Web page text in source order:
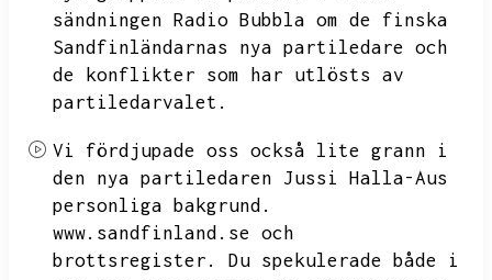
sändningen Radio Bubbla om de finska
Sandfinländarnas nya partiledare och
de konflikter som har utlösts av
partiledarvalet.
Vi fördjupade oss också lite grann i
den nya partiledaren Jussi Halla-Aus
personliga bakgrund.
www.sandfinland.se och
brottsregister.
Du spekulerade både i